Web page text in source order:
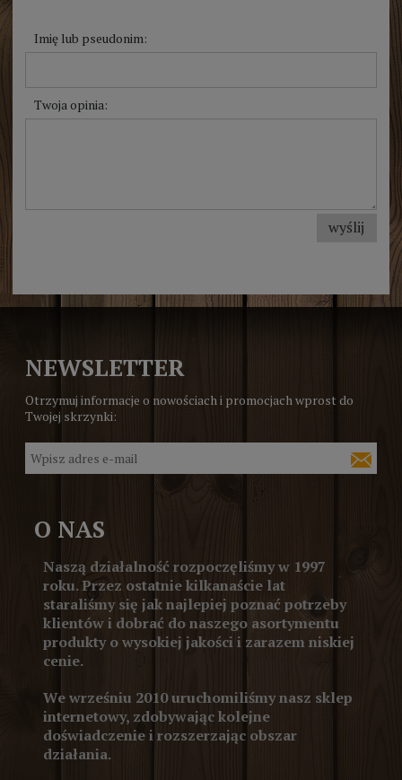
Imię lub pseudonim:
Twoja opinia:
wyślij
NEWSLETTER
Otrzymuj informacje o nowościach i promocjach wprost do
Twojej skrzynki:
O NAS
Naszą działalność rozpoczęliśmy w 1997
roku. Przez ostatnie kilkanaście lat
staraliśmy się jak najlepiej poznać potrzeby
klientów i dobrać do naszego asortymentu
produkty o wysokiej jakości i zarazem niskiej
cenie.
We wrześniu 2010 uruchomiliśmy nasz sklep
internetowy, zdobywając kolejne
doświadczenie i rozszerzając obszar
działania.